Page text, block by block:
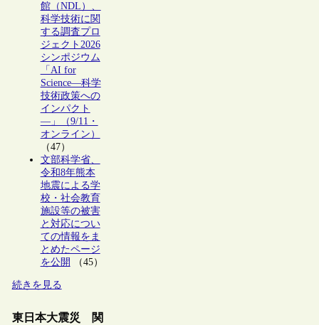
館（NDL）、
科学技術に関
する調査プロ
ジェクト2026
シンポジウム
「AI for
Science―科学
技術政策への
インパクト
―」（9/11・
オンライン）
（47）
文部科学省、
令和8年熊本
地震による学
校・社会教育
施設等の被害
と対応につい
ての情報をま
とめたページ
を公開
（45）
続きを見る
東日本大震災 関